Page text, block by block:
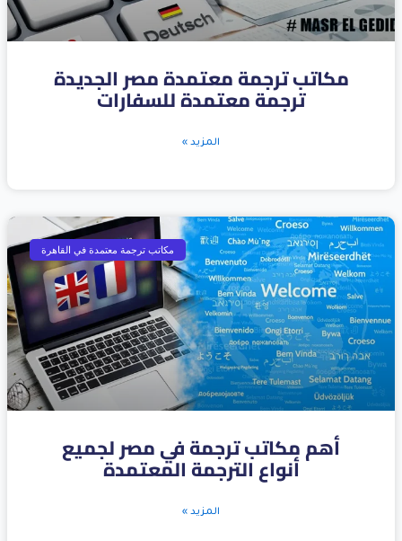
مكاتب ترجمة معتمدة مصر الجديدة
ترجمة معتمدة للسفارات
المزيد »
مكاتب ترجمة معتمدة في القاهرة
أهم مكاتب ترجمة في مصر لجميع
أنواع الترجمة المعتمدة
المزيد »